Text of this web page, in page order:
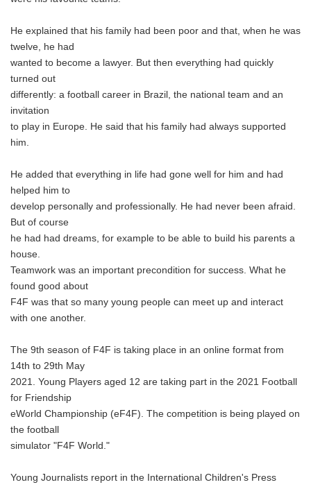
He explained that his family had been poor and that, when he was
twelve, he had
wanted to become a lawyer. But then everything had quickly
turned out
differently: a football career in Brazil, the national team and an
invitation
to play in Europe. He said that his family had always supported
him.
He added that everything in life had gone well for him and had
helped him to
develop personally and professionally. He had never been afraid.
But of course
he had had dreams, for example to be able to build his parents a
house.
Teamwork was an important precondition for success. What he
found good about
F4F was that so many young people can meet up and interact
with one another.
The 9th season of F4F is taking place in an online format from
14th to 29th May
2021. Young Players aged 12 are taking part in the 2021 Football
for Friendship
eWorld Championship (eF4F). The competition is being played on
the football
simulator "F4F World."
Young Journalists report in the International Children's Press